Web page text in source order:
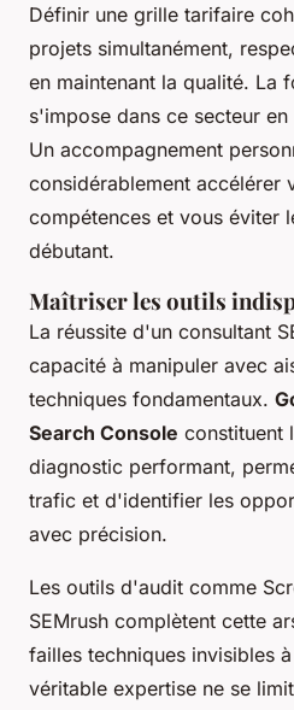
Définir une grille tarifaire
projets simultanément,
en maintenant la qualité. La
s'impose dans ce secteur
Un accompagnement
considérablement accélérer
compétences et vous éviter
débutant.
Maîtriser les outils
La réussite d'un consultant
capacité à manipuler avec
techniques fondamentaux.
Search Console constituent
diagnostic performant,
trafic et d'identifier les
avec précision.
Les outils d'audit comme
SEMrush complètent cette
failles techniques invisibles
véritable expertise ne se